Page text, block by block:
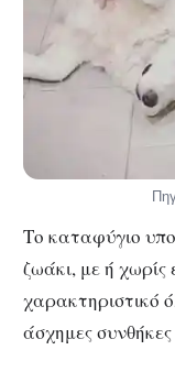
Το καταφύγιο
ζωάκι, με ή χωρίς
χαρακτηριστικό
άσχημες